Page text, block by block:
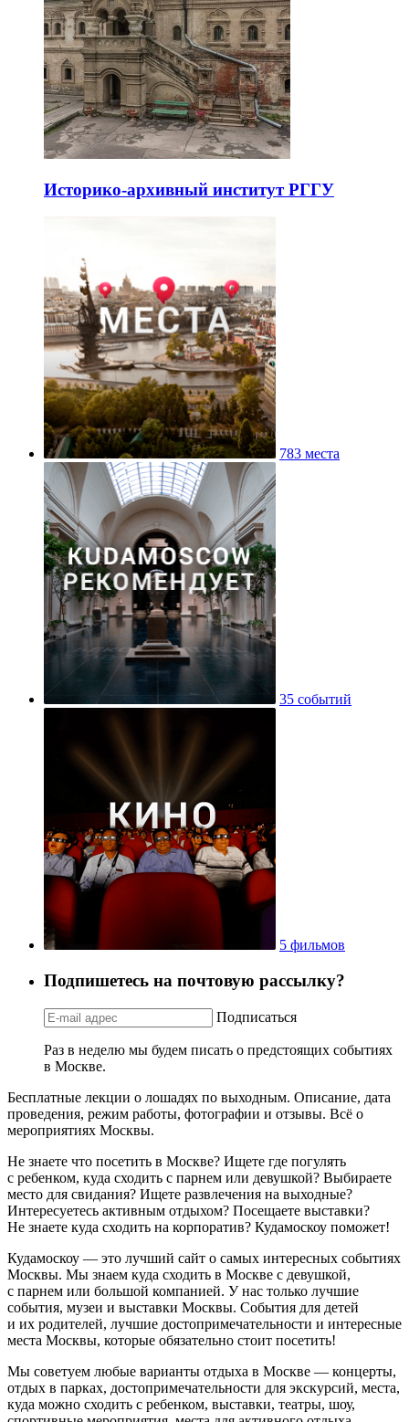
Историко-архивный институт РГГУ
783 места
35 событий
5 фильмов
Подпишетесь на почтовую рассылку?
Подписаться
Раз в неделю мы будем писать о предстоящих событиях
в Москве.
Бесплатные лекции о лошадях по выходным. Описание, дата
проведения, режим работы, фотографии и отзывы. Всё о
мероприятиях Москвы.
Не знаете что посетить в Москве? Ищете где погулять
с ребенком, куда сходить с парнем или девушкой? Выбираете
место для свидания? Ищете развлечения на выходные?
Интересуетесь активным отдыхом? Посещаете выставки?
Не знаете куда сходить на корпоратив? Кудамоскоу поможет!
Кудамоскоу — это лучший сайт о самых интересных событиях
Москвы. Мы знаем куда сходить в Москве с девушкой,
с парнем или большой компанией. У нас только лучшие
события, музеи и выставки Москвы. События для детей
и их родителей, лучшие достопримечательности и интересные
места Москвы, которые обязательно стоит посетить!
Мы советуем любые варианты отдыха в Москве — концерты,
отдых в парках, достопримечательности для экскурсий, места,
куда можно сходить с ребенком, выставки, театры, шоу,